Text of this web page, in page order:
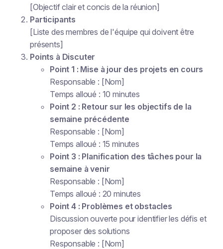
[Objectif clair et concis de la réunion]
Participants
[Liste des membres de l'équipe qui doivent être
présents]
Points à Discuter
Point 1 : Mise à jour des projets en cours
Responsable : [Nom]
Temps alloué : 10 minutes
Point 2 : Retour sur les objectifs de la
semaine précédente
Responsable : [Nom]
Temps alloué : 15 minutes
Point 3 : Planification des tâches pour la
semaine à venir
Responsable : [Nom]
Temps alloué : 20 minutes
Point 4 : Problèmes et obstacles
Discussion ouverte pour identifier les défis et
proposer des solutions
Responsable : [Nom]